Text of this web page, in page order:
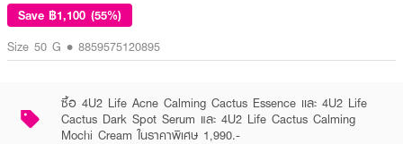
Save ฿1,100 (55%)
Size 50 G • 8859575120895
ซื้อ 4U2 Life Acne Calming Cactus Essence เเละ 4U2 Life
Cactus Dark Spot Serum และ 4U2 Life Cactus Calming
Mochi Cream ในราคาพิเศษ 1,990.-